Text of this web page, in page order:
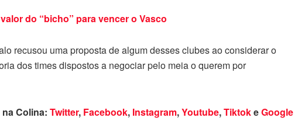
do “bicho” para vencer o Vasco
recusou uma proposta de algum desses clubes ao considerar o
dos times dispostos a negociar pelo meia o querem por
Colina: Twitter, Facebook, Instagram,Youtube,TiktokeGoogle